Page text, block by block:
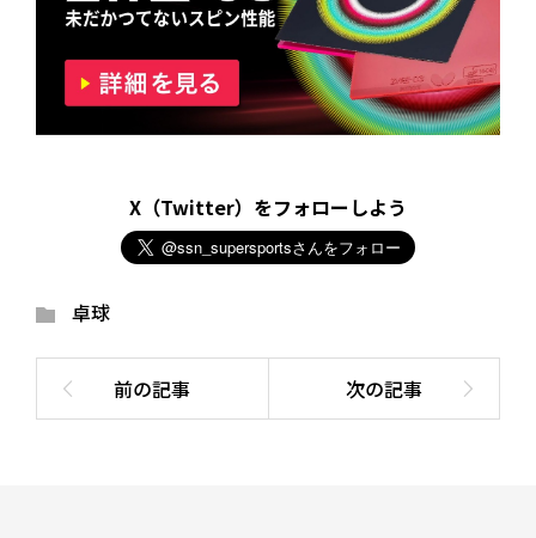
X（Twitter）をフォローしよう
卓球